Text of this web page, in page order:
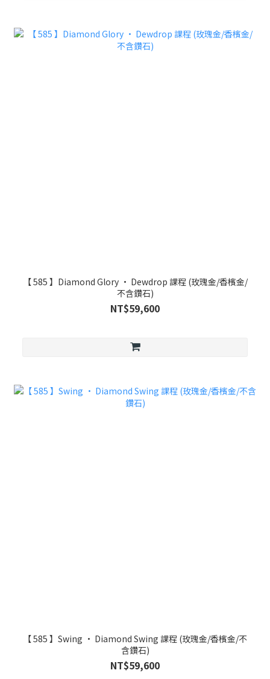
【 585 】Diamond Glory • Dewdrop 課程 (玫瑰金/香檳金/
不含鑽石)
NT$59,600
【 585 】Swing • Diamond Swing 課程 (玫瑰金/香檳金/不
含鑽石)
NT$59,600